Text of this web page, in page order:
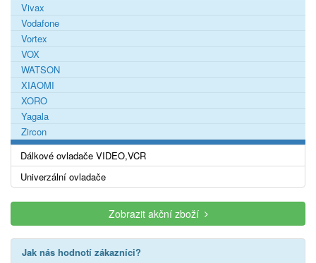
Vivax
Vodafone
Vortex
VOX
WATSON
XIAOMI
XORO
Yagala
Zircon
Dálkové ovladače VIDEO,VCR
Univerzální ovladače
Zobrazit akční zboží
Jak nás hodnotí zákazníci?